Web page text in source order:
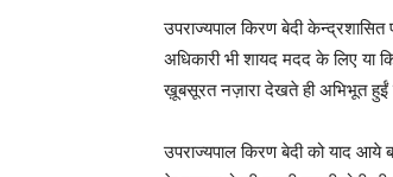
उपराज्यपाल किरण बेदी
अधिकारी भी शायद मदद के लिए या
ख़ूबसूरत नज़ारा देखते ही अभिभूत हुईं
उपराज्यपाल किरण बेदी को याद